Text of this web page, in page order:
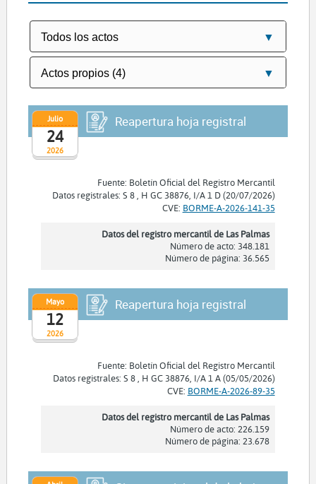
2026
Julio
24
Reapertura hoja registral
Fuente: Boletín Oficial del Registro Mercantil
Datos registrales: S 8 , H GC 38876, I/A 1 D (20/07/2026)
CVE: BORME-A-2026-141-35
Datos del registro mercantil de Las Palmas
Número de acto: 348.181
Número de página: 36.565
2026
Mayo
12
Reapertura hoja registral
Fuente: Boletín Oficial del Registro Mercantil
Datos registrales: S 8 , H GC 38876, I/A 1 A (05/05/2026)
CVE: BORME-A-2026-89-35
Datos del registro mercantil de Las Palmas
Número de acto: 226.159
Número de página: 23.678